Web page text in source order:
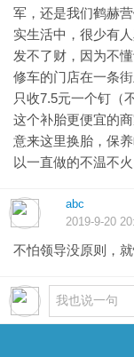
军，还是我们鹤赫
实生活中，很少有
发不了财，因为不
修车的门店在一条
只收7.5元一个钉（
这个补胎更便宜的
意来这里换胎，保
以一直做的不温不
abc
2019-9-20
不怕领导没原则，